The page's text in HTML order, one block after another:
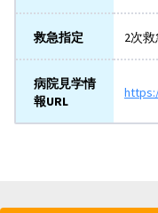
救急指定 2次救
病院見学情
報URL